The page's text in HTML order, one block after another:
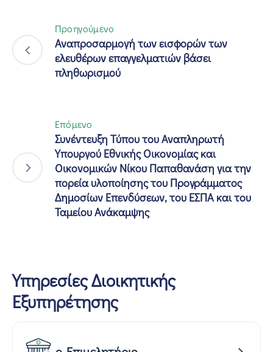
Προηγούμενο
Αναπροσαρμογή των εισφορών των
ελευθέρων επαγγελματιών βάσει
πληθωρισμού
Επόμενο
Συνέντευξη Τύπου του Αναπληρωτή
Υπουργού Εθνικής Οικονομίας και
Οικονομικών Νίκου Παπαθανάση για την
πορεία υλοποίησης του Προγράμματος
Δημοσίων Επενδύσεων, του ΕΣΠΑ και του
Ταμείου Ανάκαμψης
Υπηρεσίες Διοικητικής
Εξυπηρέτησης